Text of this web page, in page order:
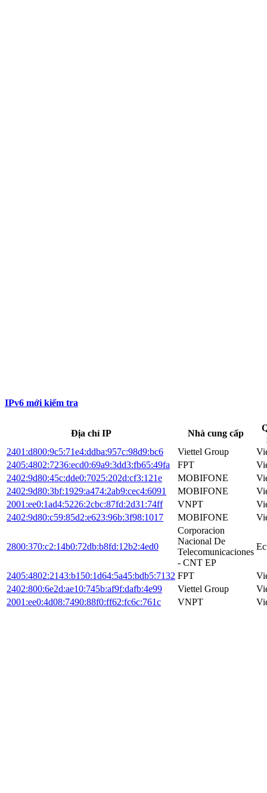
IPv6 mới kiểm tra
Địa chỉ IP Nhà cung cấp
2401:d800:9c5:71e4:ddba:957c:98d9:bc6
Viettel Group
2405:4802:7236:ecd0:69a9:3dd3:fb65:49fa
FPT
2402:9d80:45c:dde0:7025:202d:cf3:121e
MOBIFONE
2402:9d80:3bf:1929:a474:2ab9:cec4:6091
MOBIFONE
2001:ee0:1ad4:5226:2cbc:87fd:2d31:74ff
VNPT
2402:9d80:c59:85d2:e623:96b:3f98:1017
MOBIFONE
2800:370:c2:14b0:72db:b8fd:12b2:4ed0
Corporacion
Nacional De
Telecomunicaciones
- CNT EP
2405:4802:2143:b150:1d64:5a45:bdb5:7132 FPT
2402:800:6e2d:ae10:745b:af9f:dafb:4e99
Viettel Group
2001:ee0:4d08:7490:88f0:ff62:fc6c:761c
VNPT